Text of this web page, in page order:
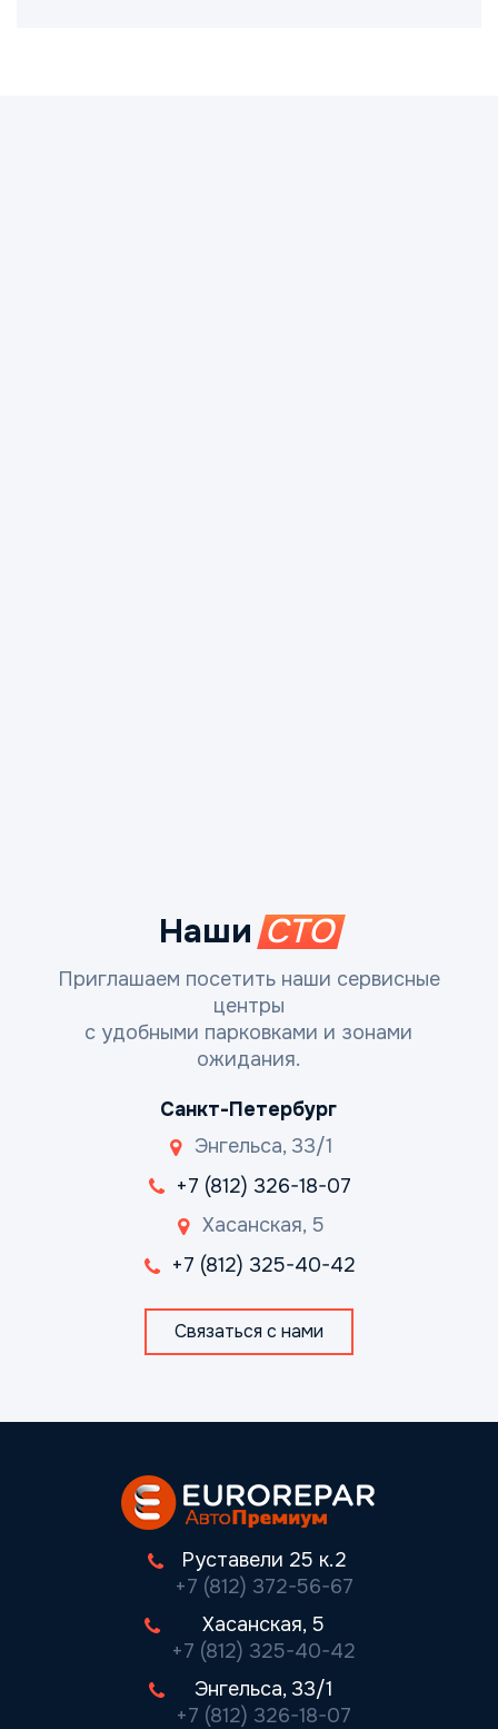
Наши СТО
Приглашаем посетить наши сервисные
центры
с удобными парковками и зонами
ожидания.
Санкт-Петербург
Энгельса, 33/1
+7 (812) 326-18-07
Хасанская, 5
+7 (812) 325-40-42
Связаться с нами
Руставели 25 к.2
+7 (812) 372-56-67
Хасанская, 5
+7 (812) 325-40-42
Энгельса, 33/1
+7 (812) 326-18-07